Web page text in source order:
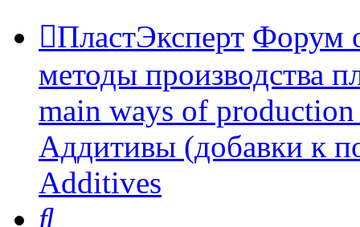
ПластЭксперт Форум
методы производства
main ways of
Аддитивы (добавки к
Additives